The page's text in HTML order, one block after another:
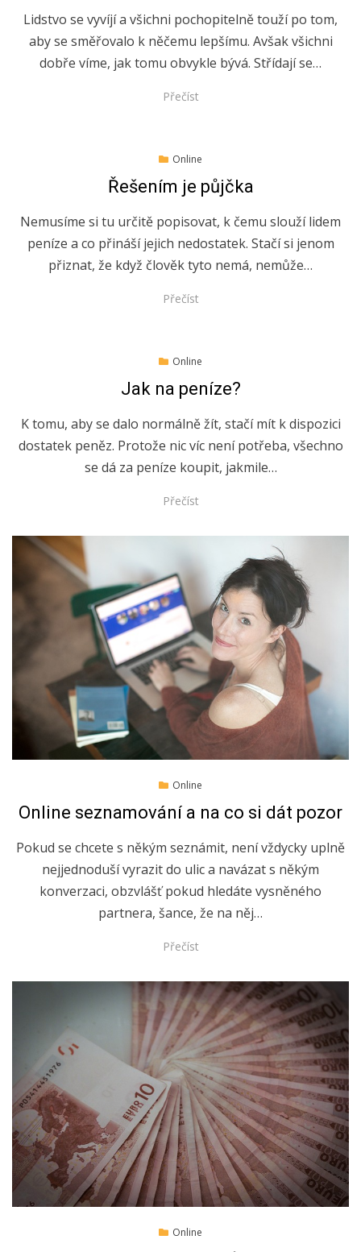
Lidstvo se vyvíjí a všichni pochopitelně touží po tom,
aby se směřovalo k něčemu lepšímu. Avšak všichni
dobře víme, jak tomu obvykle bývá. Střídají se…
Přečíst
Posted15.12.2020
Online
Řešením je půjčka
Nemusíme si tu určitě popisovat, k čemu slouží lidem
peníze a co přináší jejich nedostatek. Stačí si jenom
přiznat, že když člověk tyto nemá, nemůže…
Přečíst
Posted16.11.2020
Online
Jak na peníze?
K tomu, aby se dalo normálně žít, stačí mít k dispozici
dostatek peněz. Protože nic víc není potřeba, všechno
se dá za peníze koupit, jakmile…
Přečíst
Posted18.10.2019
Online
Online seznamování a na co si dát pozor
Pokud se chcete s někým seznámit, není vždycky uplně
nejjednoduší vyrazit do ulic a navázat s někým
konverzaci, obzvlášť pokud hledáte vysněného
partnera, šance, že na něj…
Přečíst
Posted
5.4.2019
Online